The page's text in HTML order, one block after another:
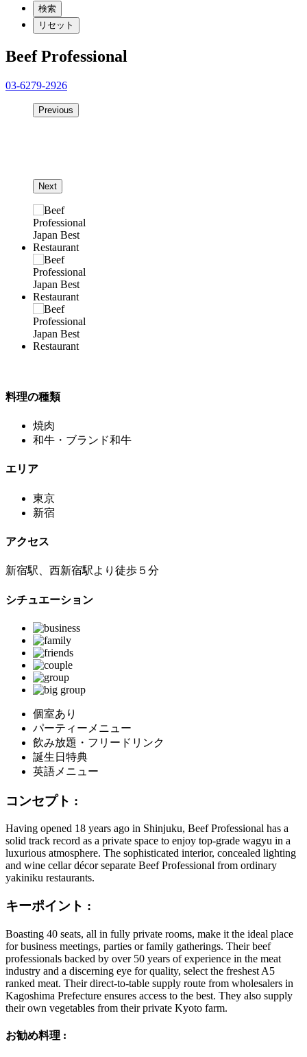
Beef Professional
03-6279-2926
Previous
Next
料理の種類
焼肉
和牛・ブランド和牛
エリア
東京
新宿
アクセス
新宿駅、西新宿駅より徒歩５分
シチュエーション
個室あり
パーティーメニュー
飲み放題・フリードリンク
誕生日特典
英語メニュー
コンセプト :
Having opened 18 years ago in Shinjuku, Beef Professional has a
solid track record as a private space to enjoy top-grade wagyu in a
luxurious atmosphere. The sophisticated interior, concealed lighting
and wine cellar décor separate Beef Professional from ordinary
yakiniku restaurants.
キーポイント :
Boasting 40 seats, all in fully private rooms, make it the ideal place
for business meetings, parties or family gatherings. Their beef
professionals backed by over 50 years of experience in the meat
industry and a discerning eye for quality, select the freshest A5
ranked meat. Their direct-to-table supply route from wholesalers in
Kagoshima Prefecture ensures access to the best. They also supply
their own vegetables from their private Kyoto farm.
お勧め料理 :